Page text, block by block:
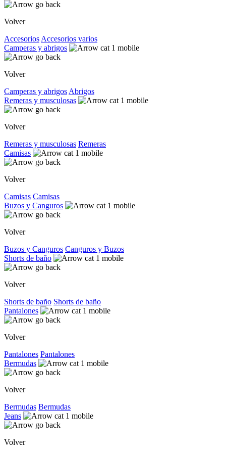
Volver
Accesorios Accesorios varios
Camperas y abrigos
Volver
Camperas y abrigos Abrigos
Remeras y musculosas
Volver
Remeras y musculosas Remeras
Camisas
Volver
Camisas Camisas
Buzos y Canguros
Volver
Buzos y Canguros Canguros y Buzos
Shorts de baño
Volver
Shorts de baño Shorts de baño
Pantalones
Volver
Pantalones Pantalones
Bermudas
Volver
Bermudas Bermudas
Jeans
Volver